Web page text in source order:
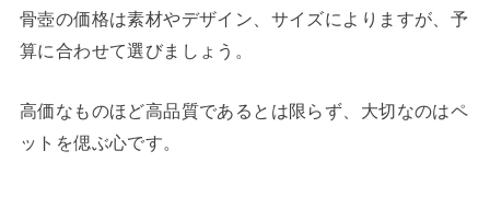
骨壺の価格は素材やデザイン、サイズによりますが、予
算に合わせて選びましょう。
高価なものほど高品質であるとは限らず、大切なのはペ
ットを偲ぶ心です。